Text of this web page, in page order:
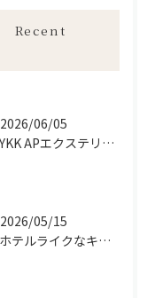
Recent
2026/06/05
【YKK APエクステリアフェア2026】宮崎市で新築•リノベーション| mikiデザインハウス
2026/05/15
【ホテルライクなキッチン空間✨】宮崎市で新築•リノベーション| mikiデザインハウス